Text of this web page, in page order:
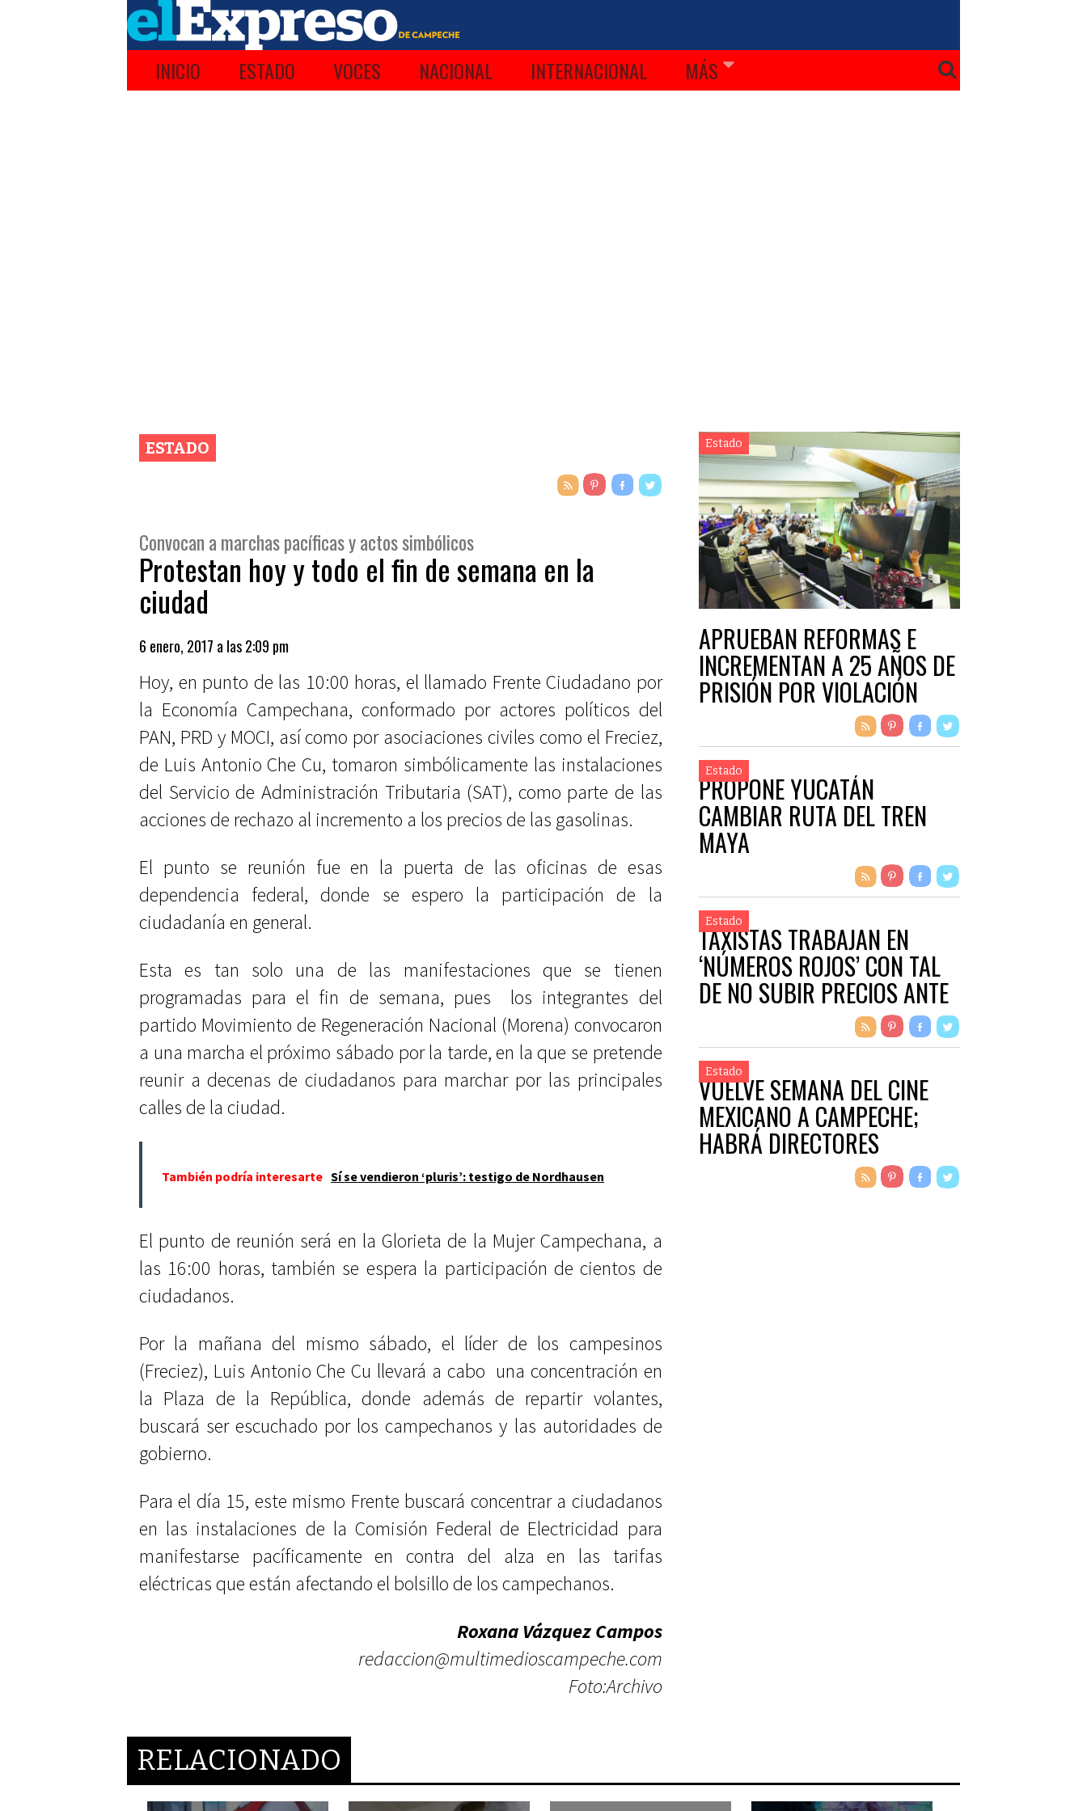
INICIO ESTADO VOCES NACIONAL INTERNACIONAL MÁS
ESTADO
Convocan a marchas pacíficas y actos simbólicos
Protestan hoy y todo el fin de semana en la
ciudad
6 enero, 2017 a las 2:09 pm
Hoy, en punto de las 10:00 horas, el llamado Frente Ciudadano por
la Economía Campechana, conformado por actores políticos del
PAN, PRD y MOCI, así como por asociaciones civiles como el Freciez,
de Luis Antonio Che Cu, tomaron simbólicamente las instalaciones
del Servicio de Administración Tributaria (SAT), como parte de las
acciones de rechazo al incremento a los precios de las gasolinas.
El punto se reunión fue en la puerta de las oficinas de esas
dependencia federal, donde se espero la participación de la
ciudadanía en general.
Esta es tan solo una de las manifestaciones que se tienen
programadas para el fin de semana, pues los integrantes del
partido Movimiento de Regeneración Nacional (Morena) convocaron
a una marcha el próximo sábado por la tarde, en la que se pretende
reunir a decenas de ciudadanos para marchar por las principales
calles de la ciudad.
También podría interesarte Sí se vendieron ‘pluris’: testigo de Nordhausen
El punto de reunión será en la Glorieta de la Mujer Campechana, a
las 16:00 horas, también se espera la participación de cientos de
ciudadanos.
Por la mañana del mismo sábado, el líder de los campesinos
(Freciez), Luis Antonio Che Cu llevará a cabo una concentración en
la Plaza de la República, donde además de repartir volantes,
buscará ser escuchado por los campechanos y las autoridades de
gobierno.
Para el día 15, este mismo Frente buscará concentrar a ciudadanos
en las instalaciones de la Comisión Federal de Electricidad para
manifestarse pacíficamente en contra del alza en las tarifas
eléctricas que están afectando el bolsillo de los campechanos.
Roxana Vázquez Campos
redaccion@multimedioscampeche.com
Foto:Archivo
Estado
APRUEBAN REFORMAS E
INCREMENTAN A 25 AÑOS DE
PRISIÓN POR VIOLACIÓN
Estado
PROPONE YUCATÁN
CAMBIAR RUTA DEL TREN
MAYA
Estado
TAXISTAS TRABAJAN EN
‘NÚMEROS ROJOS’ CON TAL
DE NO SUBIR PRECIOS ANTE
ALZA EN GASOLINAS
Estado
VUELVE SEMANA DEL CINE
MEXICANO A CAMPECHE;
HABRÁ DIRECTORES
RELACIONADO